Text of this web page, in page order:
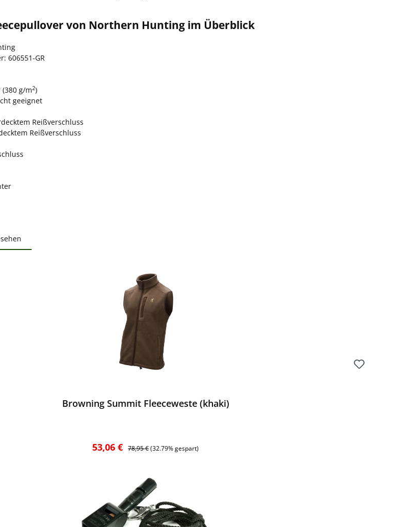
von Northern Hunting im Überblick
606551-GR
g/m2)
geeignet
Reißverschluss
Reißverschluss
Browning Summit Fleeceweste (khaki)
Verkaufspreis:
53,06 € Regulärer Preis:
78,95 €(32.79% gespart)